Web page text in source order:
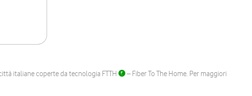
italiane coperte da tecnologia FTTH
– Fiber To The Home. Per maggiori